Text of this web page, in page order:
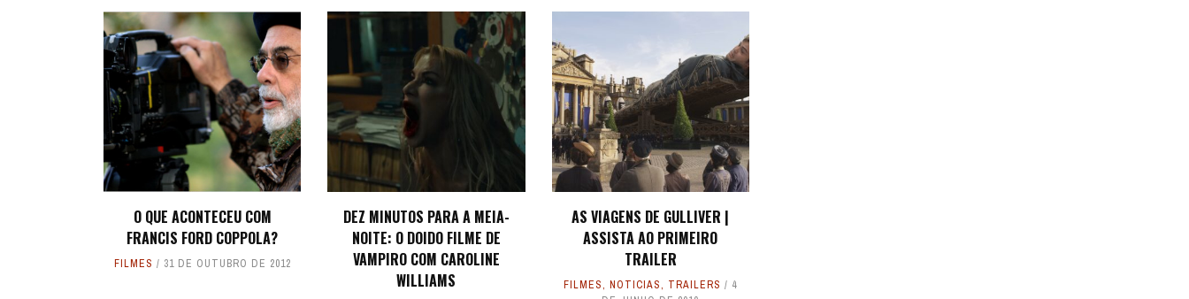
O QUE ACONTECEU COM
FRANCIS FORD COPPOLA?
FILMES 31 DE OUTUBRO DE 2012
DEZ MINUTOS PARA A MEIA-
NOITE: O DOIDO FILME DE
VAMPIRO COM CAROLINE
WILLIAMS
AS VIAGENS DE GULLIVER |
ASSISTA AO PRIMEIRO
TRAILER
FILMES,NOTICIAS, TRAILERS
4